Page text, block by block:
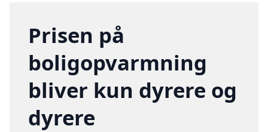
Prisen på
boligopvarmning
bliver kun dyrere og
dyrere